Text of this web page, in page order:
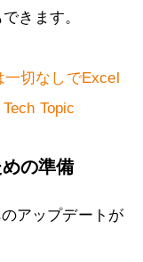
きます。
一切なしでExcel
Topic
の準備
アップデートが